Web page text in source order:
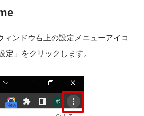
ィンドウ右上の設定メニューアイコ
定」をクリックします。